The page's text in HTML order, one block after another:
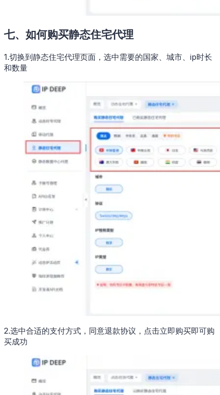
七、如何购买静态住宅代理
1.切换到静态住宅代理页面，选中需要的国家、城市、ip时长
和数量
2.选中合适的支付方式，同意退款协议，点击立即购买即可购
买成功